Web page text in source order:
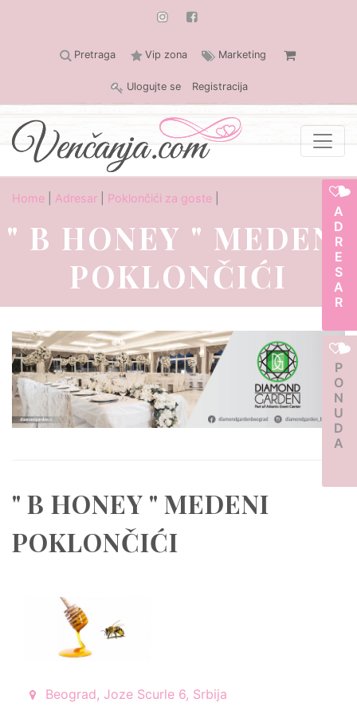
Pretraga Vip zona Marketing
Ulogujte se Registracija
ADRESAR
PONUDA
Home Adresar Poklončići za goste
" B HONEY " MEDENI
POKLONČIĆI
" B HONEY " MEDENI
POKLONČIĆI
Beograd, Joze Scurle 6, Srbija